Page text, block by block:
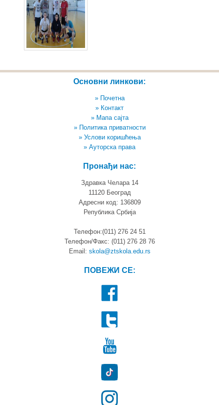
Основни линкови:
» Почетна
» Контакт
» Мапа сајта
» Политика приватности
» Услови коришћења
» Ауторска права
Пронађи нас:
Здравка Челара 14
11120 Београд
Адресни код: 136809
Република Србија
Телефон:(011) 276 24 51
Телефон/Факс: (011) 276 28 76
Email: skola@ztskola.edu.rs
ПОВЕЖИ СЕ: